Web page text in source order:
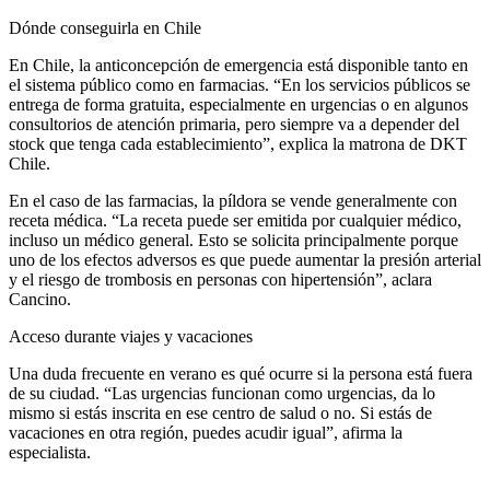
Dónde conseguirla en Chile
En Chile, la anticoncepción de emergencia está disponible tanto en
el sistema público como en farmacias. “En los servicios públicos se
entrega de forma gratuita, especialmente en urgencias o en algunos
consultorios de atención primaria, pero siempre va a depender del
stock que tenga cada establecimiento”, explica la matrona de DKT
Chile.
En el caso de las farmacias, la píldora se vende generalmente con
receta médica. “La receta puede ser emitida por cualquier médico,
incluso un médico general. Esto se solicita principalmente porque
uno de los efectos adversos es que puede aumentar la presión arterial
y el riesgo de trombosis en personas con hipertensión”, aclara
Cancino.
Acceso durante viajes y vacaciones
Una duda frecuente en verano es qué ocurre si la persona está fuera
de su ciudad. “Las urgencias funcionan como urgencias, da lo
mismo si estás inscrita en ese centro de salud o no. Si estás de
vacaciones en otra región, puedes acudir igual”, afirma la
especialista.